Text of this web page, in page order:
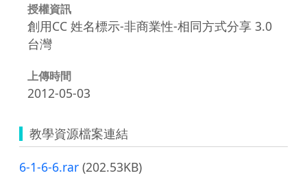
授權資訊
創用CC 姓名標示-非商業性-相同方式分享 3.0
台灣
上傳時間
2012-05-03
教學資源檔案連結
6-1-6-6.rar (202.53KB)